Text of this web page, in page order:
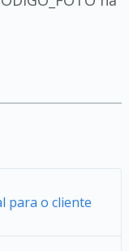
para o cliente